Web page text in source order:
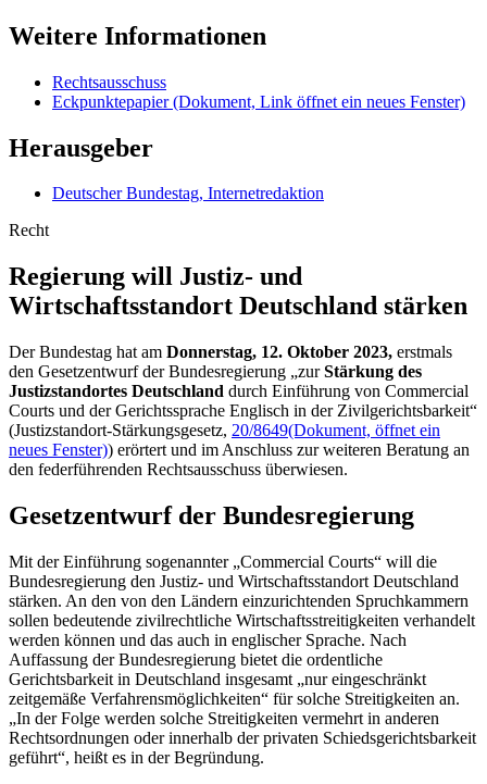
Weitere Informationen
Rechtsausschuss
Eckpunktepapier(Dokument, Link öffnet ein neues Fenster)
Herausgeber
Deutscher Bundestag, Internetredaktion
Recht
Regierung will Justiz- und
Wirtschaftsstandort Deutschland stärken
Der Bundestag hat am Donnerstag, 12. Oktober 2023, erstmals
den Gesetzentwurf der Bundesregierung „zurStärkung des
Justizstandortes Deutschland durch Einführung von Commercial
Courts und der Gerichtssprache Englisch in der Zivilgerichtsbarkeit“
(Justizstandort-Stärkungsgesetz, 20/8649(Dokument, öffnet ein
neues Fenster)) erörtert und im Anschluss zur weiteren Beratung an
den federführenden Rechtsausschuss überwiesen.
Gesetzentwurf der Bundesregierung
Mit der Einführung sogenannter „Commercial Courts“ will die
Bundesregierung den Justiz- und Wirtschaftsstandort Deutschland
stärken. An den von den Ländern einzurichtenden Spruchkammern
sollen bedeutende zivilrechtliche Wirtschaftsstreitigkeiten verhandelt
werden können und das auch in englischer Sprache. Nach
Auffassung der Bundesregierung bietet die ordentliche
Gerichtsbarkeit in Deutschland insgesamt „nur eingeschränkt
zeitgemäße Verfahrensmöglichkeiten“ für solche Streitigkeiten an.
„In der Folge werden solche Streitigkeiten vermehrt in anderen
Rechtsordnungen oder innerhalb der privaten Schiedsgerichtsbarkeit
geführt“, heißt es in der Begründung.